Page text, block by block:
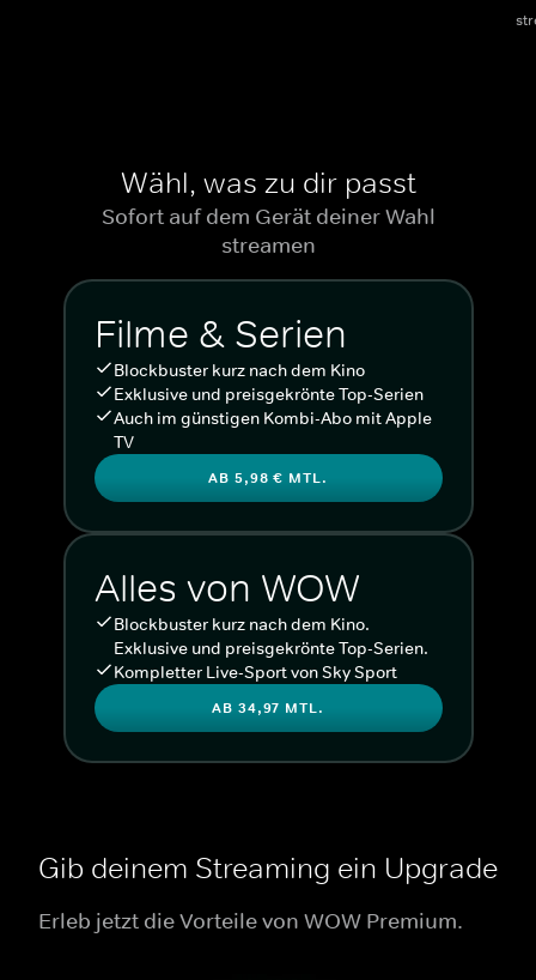
Wähl, was zu dir passt
Sofort auf dem Gerät deiner Wahl
streamen
Filme & Serien
Blockbuster kurz nach dem Kino
Exklusive und preisgekrönte Top-Serien
Auch im günstigen Kombi-Abo mit Apple
TV
AB 5,98 € MTL.
Alles von WOW
Blockbuster kurz nach dem Kino.
Exklusive und preisgekrönte Top-Serien.
Kompletter Live-Sport von Sky Sport
AB 34,97 MTL.
Gib deinem Streaming ein Upgrade
Erleb jetzt die Vorteile von WOW Premium.